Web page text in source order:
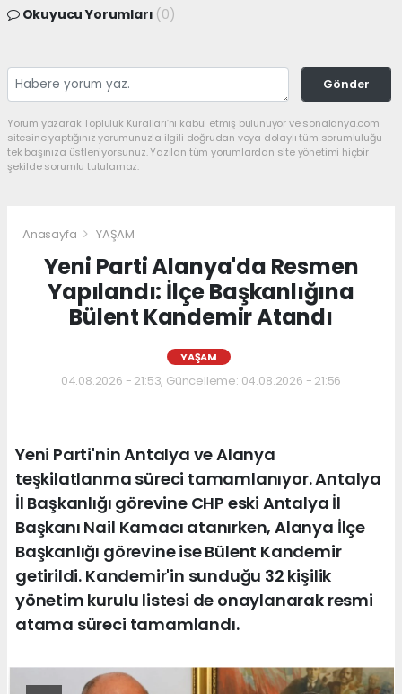
Okuyucu Yorumları (0)
Gönder
Yorum yazarak Topluluk Kuralları’nı kabul etmiş bulunuyor ve sonalanya.com
sitesine yaptığınız yorumunuzla ilgili doğrudan veya dolaylı tüm sorumluluğu
tek başınıza üstleniyorsunuz. Yazılan tüm yorumlardan site yönetimi hiçbir
şekilde sorumlu tutulamaz.
Anasayfa YAŞAM
Yeni Parti Alanya'da Resmen
Yapılandı: İlçe Başkanlığına
Bülent Kandemir Atandı
YAŞAM
04.08.2026 - 21:53, Güncelleme: 04.08.2026 - 21:56
Yeni Parti'nin Antalya ve Alanya
teşkilatlanma süreci tamamlanıyor. Antalya
İl Başkanlığı görevine CHP eski Antalya İl
Başkanı Nail Kamacı atanırken, Alanya İlçe
Başkanlığı görevine ise Bülent Kandemir
getirildi. Kandemir'in sunduğu 32 kişilik
yönetim kurulu listesi de onaylanarak resmi
atama süreci tamamlandı.